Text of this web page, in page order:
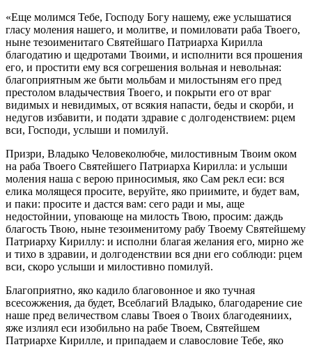
«Еще молимся Тебе, Господу Богу нашему, еже услышатися
гласу моления нашего, и молитве, и помиловати раба Твоего,
ныне тезоименитаго Святейшаго Патриарха Кирилла
благодатию и щедротами Твоими, и исполнити вся прошения
его, и простити ему вся согрешения вольная и невольная:
благоприятным же быти мольбам и милостыням его пред
престолом владычествия Твоего, и покрыти его от враг
видимых и невидимых, от всякия напасти, беды и скорби, и
недугов избавити, и подати здравие с долгоденствием: рцем
вси, Господи, услыши и помилуй.
Призри, Владыко Человеколюбче, милостивным Твоим оком
на раба Твоего Святейшего Патриарха Кирилла: и услыши
моления наша с верою приносимыя, яко Сам рекл еси: вся
елика молящеся просите, веруйте, яко приимите, и будет вам,
и паки: просите и дастся вам: сего ради и мы, аще
недостойнии, уповающе на милость Твою, просим: даждь
благость Твою, ныне тезоименитому рабу Твоему Святейшему
Патриарху Кириллу: и исполни благая желания его, мирно же
и тихо в здравии, и долгоденствии вся дни его соблюди: рцем
вси, скоро услыши и милостивно помилуй.
Благоприятно, яко кадило благовонное и яко тучная
всесожжения, да будет, Всеблагий Владыко, благодарение сие
наше пред величеством славы Твоея о Твоих благодеяниих,
яже излиял еси изобильно на рабе Твоем, Святейшем
Патриархе Кирилле, и припадаем и славословие Тебе, яко